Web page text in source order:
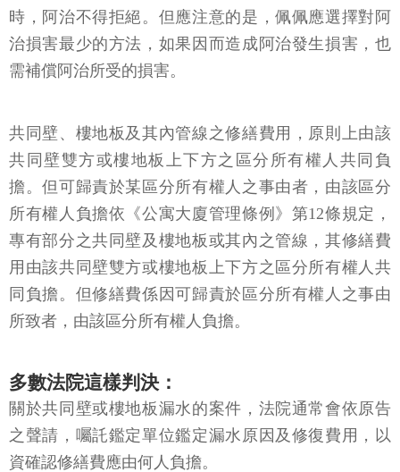
時，阿治不得拒絕。但應注意的是，佩佩應選擇對阿
治損害最少的方法，如果因而造成阿治發生損害，也
需補償阿治所受的損害。
共同壁、樓地板及其內管線之修繕費用，原則上由該
共同壁雙方或樓地板上下方之區分所有權人共同負
擔。但可歸責於某區分所有權人之事由者，由該區分
所有權人負擔依《公寓大廈管理條例》第12條規定，
專有部分之共同壁及樓地板或其內之管線，其修繕費
用由該共同壁雙方或樓地板上下方之區分所有權人共
同負擔。但修繕費係因可歸責於區分所有權人之事由
所致者，由該區分所有權人負擔。
多數法院這樣判決：
關於共同壁或樓地板漏水的案件，法院通常會依原告
之聲請，囑託鑑定單位鑑定漏水原因及修復費用，以
資確認修繕費應由何人負擔。